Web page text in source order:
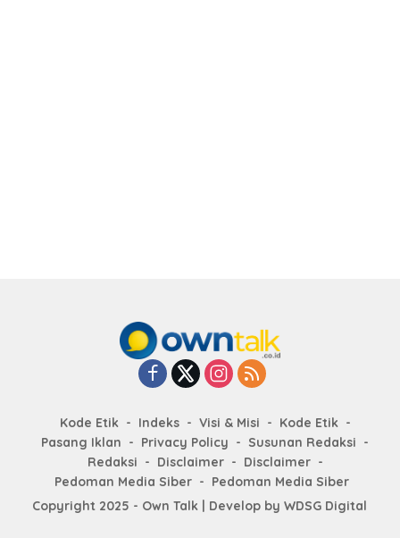
Kode Etik Indeks Visi & Misi
Kode Etik
Pasang Iklan
Privacy Policy
Susunan Redaksi
Redaksi
Disclaimer
Disclaimer
Pedoman Media Siber
Pedoman Media Siber
Copyright 2025 - Own Talk | Develop byWDSG Digital